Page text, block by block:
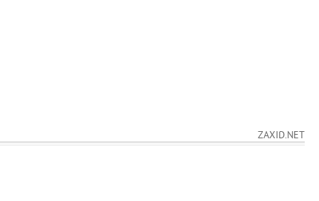
ZAXID.NET